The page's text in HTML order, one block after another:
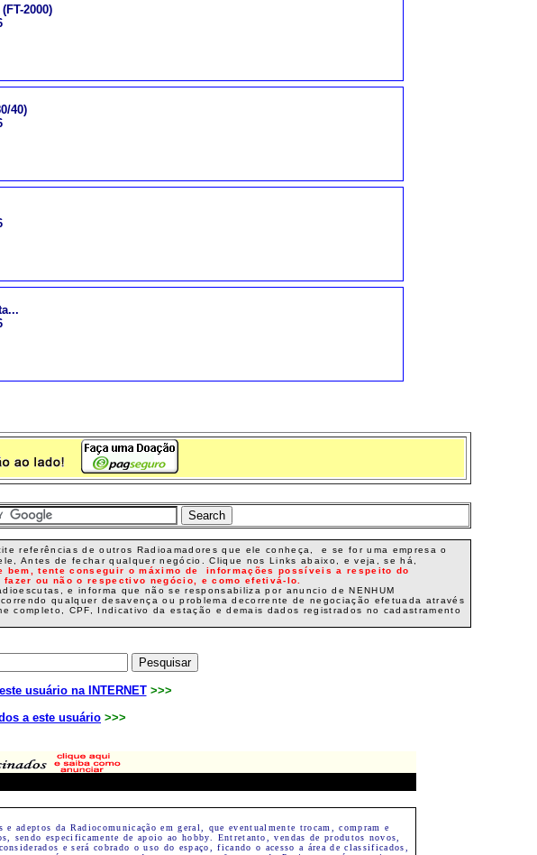
2000)
40)
referências de outros Radioamadores que ele conheça, e se for uma empresa o
Antes de fechar qualquer negócio. Clique nos Links abaixo, e veja, se há,
bem, tente conseguir o máximo de informações possíveis a respeito do
ou não o respectivo negócio, e como efetivá-lo.
e informa que não se responsabiliza por anuncio de NENHUM
qualquer desavença ou problema decorrente de negociação efetuada através
completo, CPF, Indicativo da estação e demais dados registrados no cadastramento
usuário na INTERNET>>>
a este usuário >>>
adeptos da Radiocomunicação em geral, que eventualmente trocam, compram e
sendo especificamente de apoio ao hobby. Entretanto, vendas de produtos novos,
e será cobrado o uso do espaço, ficando o acesso a área de classificados,